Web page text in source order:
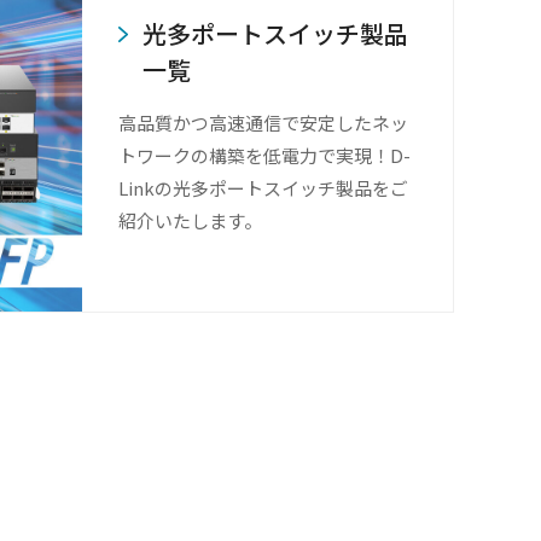
光多ポートスイッチ製品
一覧
高品質かつ高速通信で安定したネッ
トワークの構築を低電力で実現！D-
Linkの光多ポートスイッチ製品をご
紹介いたします。